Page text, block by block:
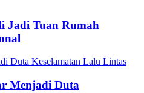
Jadi Tuan Rumah
Duta Keselamatan Lalu Lintas
Menjadi Duta